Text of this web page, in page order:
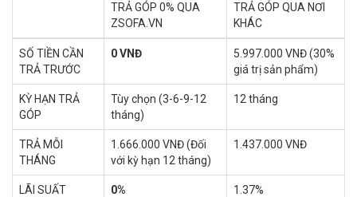
TRẢ GÓP 0% QUA
ZSOFA.VN
TRẢ GÓP QUA NƠI
KHÁC
SỐ TIỀN CẦN
TRẢ TRƯỚC
0 VNĐ
5.997.000 VNĐ (30%
giá trị sản phẩm)
KỲ HẠN TRẢ
GÓP
Tùy chọn (3-6-9-12
tháng)
12 tháng
TRẢ MỖI
THÁNG
1.666.000 VNĐ (Đối
với kỳ hạn 12 tháng)
1.437.000 VNĐ
LÃI SUẤT
0% 1.37%